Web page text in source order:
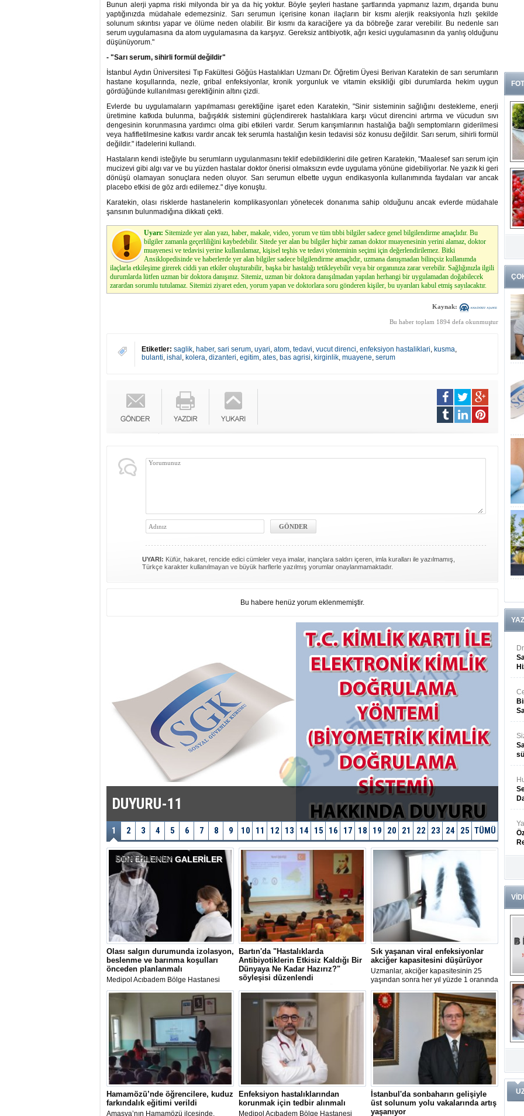
Bunun alerji yapma riski milyonda bir ya da hiç yoktur. Böyle şeyleri hastane şartlarında yapmanız lazım, dışarıda bunu
yaptığınızda müdahale edemezsiniz. Sarı serumun içerisine konan ilaçların bir kısmı alerjik reaksiyonla hızlı şekilde
solunum sıkıntısı yapar ve ölüme neden olabilir. Bir kısmı da karaciğere ya da böbreğe zarar verebilir. Bu nedenle sarı
serum uygulamasına da atom uygulamasına da karşıyız. Gereksiz antibiyotik, ağrı kesici uygulamasının da yanlış olduğunu
düşünüyorum."
- "Sarı serum, sihirli formül değildir"
İstanbul Aydın Üniversitesi Tıp Fakültesi Göğüs Hastalıkları Uzmanı Dr. Öğretim Üyesi Berivan Karatekin de sarı serumların
hastane koşullarında, nezle, gribal enfeksiyonlar, kronik yorgunluk ve vitamin eksikliği gibi durumlarda hekim uygun
gördüğünde kullanılması gerektiğinin altını çizdi.
Evlerde bu uygulamaların yapılmaması gerektiğine işaret eden Karatekin, "Sinir sisteminin sağlığını destekleme, enerji
üretimine katkıda bulunma, bağışıklık sistemini güçlendirerek hastalıklara karşı vücut direncini artırma ve vücudun sıvı
dengesinin korunmasına yardımcı olma gibi etkileri vardır. Serum karışımlarının hastalığa bağlı semptomların giderilmesi
veya hafifletilmesine katkısı vardır ancak tek serumla hastalığın kesin tedavisi söz konusu değildir. Sarı serum, sihirli formül
değildir." ifadelerini kullandı.
Hastaların kendi isteğiyle bu serumların uygulanmasını teklif edebildiklerini dile getiren Karatekin, "Maalesef sarı serum için
mucizevi gibi algı var ve bu yüzden hastalar doktor önerisi olmaksızın evde uygulama yönüne gidebiliyorlar. Ne yazık ki geri
dönüşü olamayan sonuçlara neden oluyor. Sarı serumun elbette uygun endikasyonla kullanımında faydaları var ancak
placebo etkisi de göz ardı edilemez." diye konuştu.
Karatekin, olası risklerde hastanelerin komplikasyonları yönetecek donanıma sahip olduğunu ancak evlerde müdahale
şansının bulunmadığına dikkati çekti.
Uyarı: Sitemizde yer alan yazı, haber, makale, video, yorum ve tüm tıbbi bilgiler sadece genel bilgilendirme amaçlıdır. Bu
bilgiler zamanla geçerliliğini kaybedebilir. Sitede yer alan bu bilgiler hiçbir zaman doktor muayenesinin yerini alamaz, doktor
muayenesi ve tedavisi yerine kullanılamaz, kişisel teşhis ve tedavi yönteminin seçimi için değerlendirilemez. Bitki
Ansiklopedisinde ve haberlerde yer alan bilgiler sadece bilgilendirme amaçlıdır, uzmana danışmadan bilinçsiz kullanımda
ilaçlarla etkileşime girerek ciddi yan etkiler oluşturabilir, başka bir hastalığı tetikleyebilir veya bir organınıza zarar verebilir. Sağlığınızla ilgili
durumlarda lütfen uzman bir doktora danışınız. Sitemiz, uzman bir doktora danışılmadan yapılan herhangi bir uygulamadan doğabilecek
zarardan sorumlu tutulamaz. Sitemizi ziyaret eden, yorum yapan ve doktorlara soru gönderen kişiler, bu uyarıları kabul etmiş sayılacaktır.
Kaynak:
Bu haber toplam 1894 defa okunmuştur
Etiketler: saglik, haber, sari serum, uyari, atom, tedavi, vucut direnci, enfeksiyon hastaliklari, kusma,
bulanti, ishal , kolera, dizanteri, egitim, ates, bas agrisi, kirginlik, muayene, serum
UYARI: Küfür, hakaret, rencide edici cümleler veya imalar, inançlara saldırı içeren, imla kuralları ile yazılmamış,
Türkçe karakter kullanılmayan ve büyük harflerle yazılmış yorumlar onaylanmamaktadır.
Bu habere henüz yorum eklenmemiştir.
DUYURU-11
1 2 3 4 5 6 7 8 9 10 11 12 13 14 15 16 17 18 19 20 21 22 23 24 25 TÜMÜ
SON EKLENEN GALERİLER
Diğer Haberler
Olası salgın durumunda izolasyon,
beslenme ve barınma koşulları
önceden planlanmalı
Medipol Acıbadem Bölge Hastanesi
Enfeksiyon Hastalıkları ve Klinik
Mikrobiyoloji Uzmanı Doç. Dr. Hüsrev
Diktaş: "Grip, zatürre ve çocukluk çağı
aşıları mutlaka düzenli şekilde
yaptırılmalıdır"
Bartın'da "Hastalıklarda
Antibiyotiklerin Etkisiz Kaldığı Bir
Dünyaya Ne Kadar Hazırız?"
söyleşisi düzenlendi
Bartın Üniversitesi'nde (BARÜ)
gerçekleştirilen "Bilim Kafe" etkinliğinde
antibiyotik direncinin nedenleri,
sonuçları ve çözüm yolları anlatıldı.
Sık yaşanan viral enfeksiyonlar
akciğer kapasitesini düşürüyor
Uzmanlar, akciğer kapasitesinin 25
yaşından sonra her yıl yüzde 1 oranında
azaldığını, sık yaşanan viral
enfeksiyonların da kapasiteyi
düşürdüğünü belirterek, akciğer
kapasitesinin korunması amacıyla grip
aşısı yaptırılması tavsiyesinde bulundu.
Hamamözü’nde öğrencilere, kuduz
farkındalık eğitimi verildi
Amasya’nın Hamamözü ilçesinde,
Enfeksiyon hastalıklarından
korunmak için tedbir alınmalı
Medipol Acıbadem Bölge Hastanesi
İstanbul'da sonbaharın gelişiyle
üst solunum yolu vakalarında artış
yaşanıyor